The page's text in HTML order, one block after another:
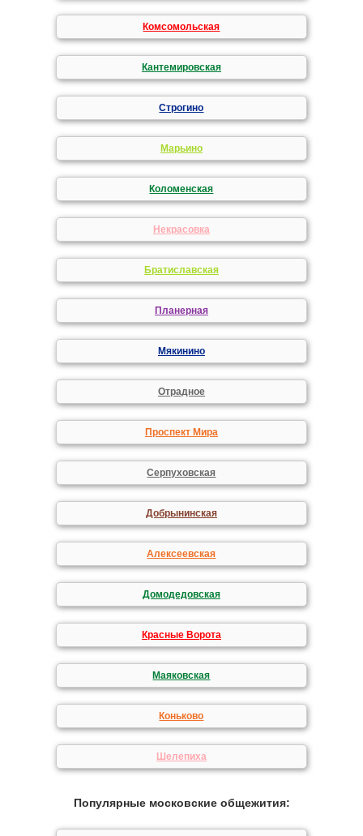
Комсомольская
Кантемировская
Строгино
Марьино
Коломенская
Некрасовка
Братиславская
Планерная
Мякинино
Отрадное
Проспект Мира
Серпуховская
Добрынинская
Алексеевская
Домодедовская
Красные Ворота
Маяковская
Коньково
Шелепиха
Популярные московские общежития: